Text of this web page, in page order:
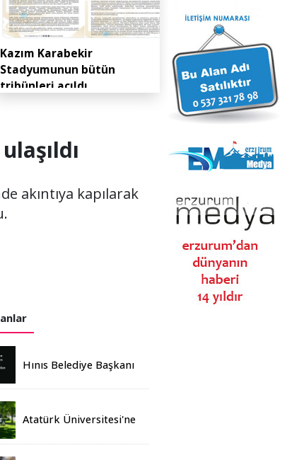
Kazım Karabekir
Stadyumunun bütün
tribünleri açıldı
akıntıya kapılarak
Hınıs Belediye Başkanı
Atatürk Üniversitesi'ne
Üniversiteden Öğrenci